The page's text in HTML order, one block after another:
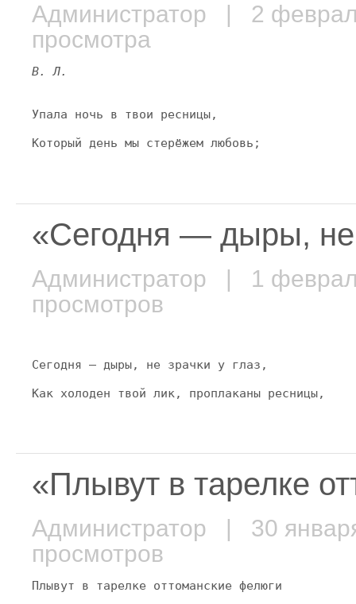
Администратор | 2
просмотра
В. Л.
Упала ночь в твои ресницы,
Который день мы стерёжем любовь;
«Сегодня — дыры, не
Администратор | 1
просмотров
Сегодня — дыры, не зрачки у глаз,
Как холоден твой лик, проплаканы ресницы,
«Плывут в тарелке
Администратор | 30
просмотров
Плывут в тарелке оттоманские фелюги